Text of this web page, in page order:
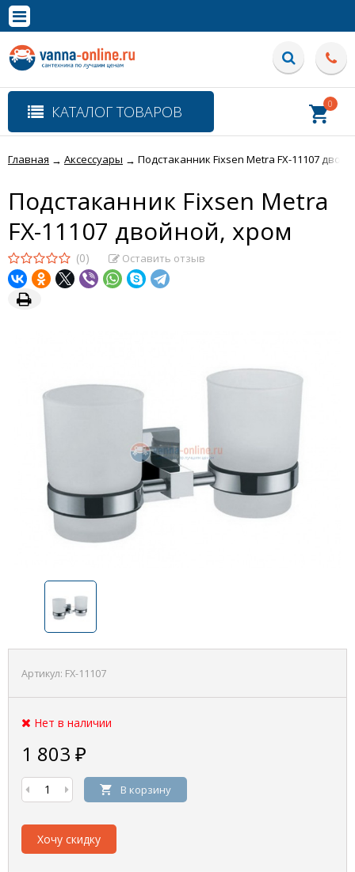
Полная версия сайта
КАТАЛОГ ТОВАРОВ 0
Главная → Аксессуары → Подстаканник Fixsen Metra FX-11107
Подстаканник Fixsen Metra
FX-11107 двойной, хром
(0) Оставить отзыв
Артикул: FX-11107
Нет в наличии
1 803 ₽
В корзину
Хочу скидку